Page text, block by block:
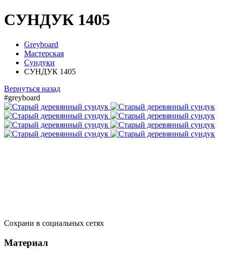
СУНДУК 1405
Greyboard
Мастерская
Сундуки
СУНДУК 1405
Вернуться назад
#greyboard
Сохрани в социальных сетях
Материал